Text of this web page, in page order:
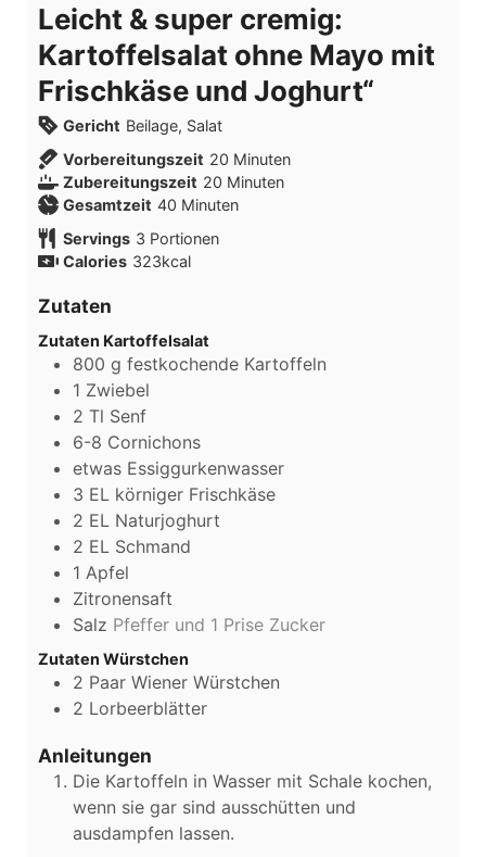
Leicht & super cremig:
Kartoffelsalat ohne Mayo mit
Frischkäse und Joghurt“
Gericht Beilage, Salat
Vorbereitungszeit 20 Minuten
Zubereitungszeit 20 Minuten
Gesamtzeit 40 Minuten
Servings 3 Portionen
Calories 323kcal
Zutaten
Zutaten Kartoffelsalat
800 g festkochende Kartoffeln
1 Zwiebel
2 Tl Senf
6-8 Cornichons
etwas Essiggurkenwasser
3 EL körniger Frischkäse
2 EL Naturjoghurt
2 EL Schmand
1 Apfel
Zitronensaft
Salz Pfeffer und 1 Prise Zucker
Zutaten Würstchen
2 Paar Wiener Würstchen
2 Lorbeerblätter
Anleitungen
Die Kartoffeln in Wasser mit Schale kochen,
wenn sie gar sind ausschütten und
ausdampfen lassen.